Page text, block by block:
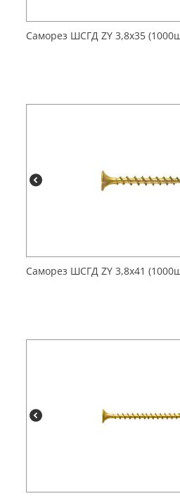
Саморез ШСГД ZY 3,8х35
Саморез ШСГД ZY 3,8х41